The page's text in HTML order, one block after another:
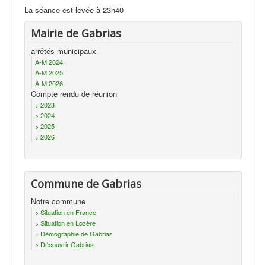
La séance est levée à 23h40
Mairie de Gabrias
arrêtés municipaux
A-M 2024
A-M 2025
A-M 2026
Compte rendu de réunion
> 2023
> 2024
> 2025
> 2026
Commune de Gabrias
Notre commune
> Situation en France
> Situation en Lozère
> Démographie de Gabrias
> Découvrir Gabrias